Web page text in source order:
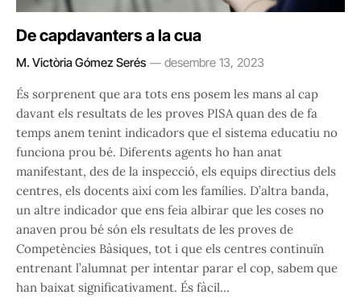
De capdavanters a la cua
M. Victòria Gómez Serés desembre 13, 2023
És sorprenent que ara tots ens posem les mans al cap
davant els resultats de les proves PISA quan des de fa
temps anem tenint indicadors que el sistema educatiu no
funciona prou bé. Diferents agents ho han anat
manifestant, des de la inspecció, els equips directius dels
centres, els docents així com les famílies. D’altra banda,
un altre indicador que ens feia albirar que les coses no
anaven prou bé són els resultats de les proves de
Competències Bàsiques, tot i que els centres continuïn
entrenant l’alumnat per intentar parar el cop, sabem que
han baixat significativament. És fàcil…